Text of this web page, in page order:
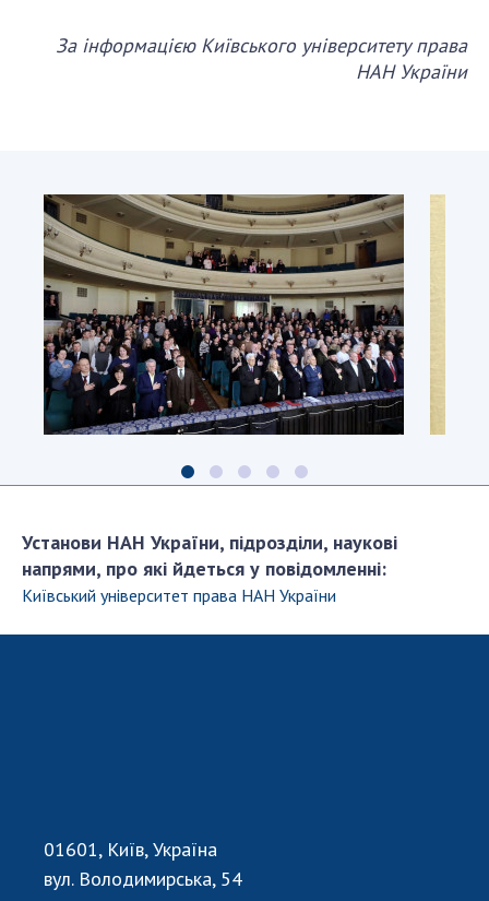
МЕДІА ПРО НАС
ПРОФСПІЛКА НАН УКРАЇНИ
КАБІНЕТ
За інформацією Київського університету права
НАН України
Установи НАН України, підрозділи, наукові
напрями, про які йдеться у повідомленні:
Київський університет права НАН України
01601, Київ, Україна
вул. Володимирська, 54